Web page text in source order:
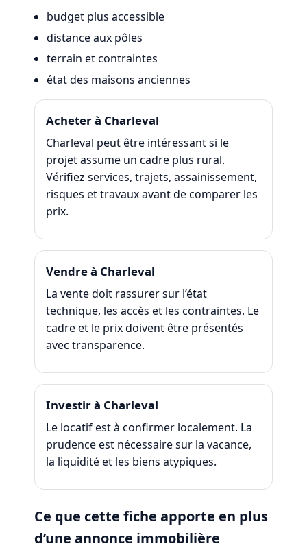
budget plus accessible
distance aux pôles
terrain et contraintes
état des maisons anciennes
Acheter à Charleval
Charleval peut être intéressant si le
projet assume un cadre plus rural.
Vérifiez services, trajets, assainissement,
risques et travaux avant de comparer les
prix.
Vendre à Charleval
La vente doit rassurer sur l’état
technique, les accès et les contraintes. Le
cadre et le prix doivent être présentés
avec transparence.
Investir à Charleval
Le locatif est à confirmer localement. La
prudence est nécessaire sur la vacance,
la liquidité et les biens atypiques.
Ce que cette fiche apporte en plus
d’une annonce immobilière